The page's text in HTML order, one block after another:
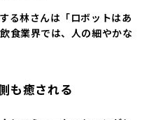
る林さんは「ロボットはあ
食業界では、人の細やかな
も癒される